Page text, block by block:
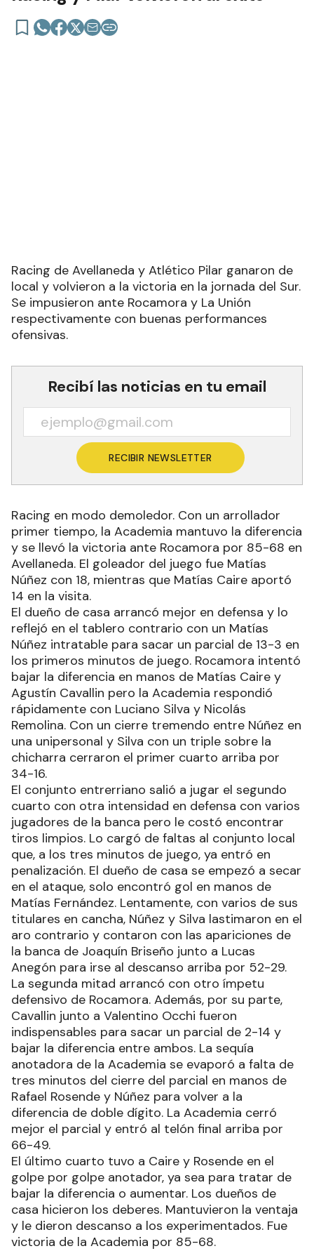
local y volvieron a la victoria en la jornada del Sur.
Se impusieron ante Rocamora y La Unión
respectivamente con buenas performances
ofensivas.
Recibí las noticias en tu email
RECIBIR NEWSLETTER
Racing en modo demoledor. Con un arrollador
primer tiempo, la Academia mantuvo la diferencia
y se llevó la victoria ante Rocamora por 85-68 en
Avellaneda. El goleador del juego fue Matías
Núñez con 18, mientras que Matías Caire aportó
14 en la visita.
El dueño de casa arrancó mejor en defensa y lo
reflejó en el tablero contrario con un Matías
Núñez intratable para sacar un parcial de 13-3 en
los primeros minutos de juego. Rocamora intentó
bajar la diferencia en manos de Matías Caire y
Agustín Cavallin pero la Academia respondió
rápidamente con Luciano Silva y Nicolás
Remolina. Con un cierre tremendo entre Núñez en
una unipersonal y Silva con un triple sobre la
chicharra cerraron el primer cuarto arriba por
34-16.
El conjunto entrerriano salió a jugar el segundo
cuarto con otra intensidad en defensa con varios
jugadores de la banca pero le costó encontrar
tiros limpios. Lo cargó de faltas al conjunto local
que, a los tres minutos de juego, ya entró en
penalización. El dueño de casa se empezó a secar
en el ataque, solo encontró gol en manos de
Matías Fernández. Lentamente, con varios de sus
titulares en cancha, Núñez y Silva lastimaron en el
aro contrario y contaron con las apariciones de
la banca de Joaquín Briseño junto a Lucas
Anegón para irse al descanso arriba por 52-29.
La segunda mitad arrancó con otro ímpetu
defensivo de Rocamora. Además, por su parte,
Cavallin junto a Valentino Occhi fueron